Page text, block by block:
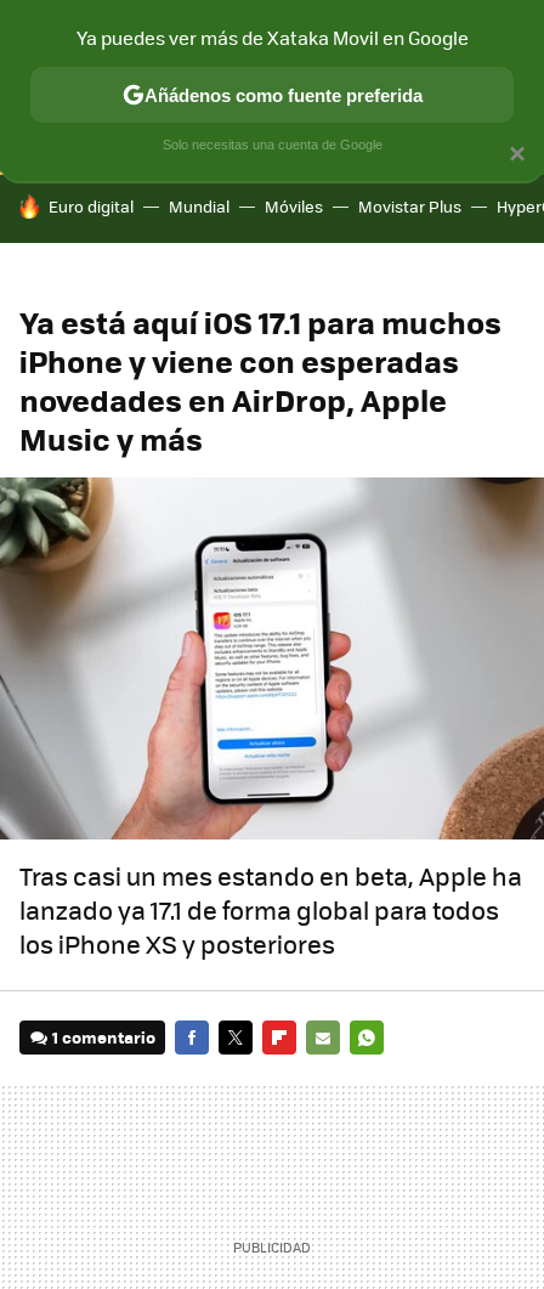
CONECTIVIDAD MÓVIL Y SOCIEDAD APLICACIONES
HOY SE HABLA DE
Euro digital Mundial Móviles Movistar Plus
Ya está aquí iOS 17.1 para muchos
iPhone y viene con esperadas
novedades en AirDrop, Apple
Music y más
Tras casi un mes estando en beta, Apple ha
lanzado ya 17.1 de forma global para todos
los iPhone XS y posteriores
1 comentario
MAIL
×
Ya puedes ver más de Xataka Movil en Google
Añádenos como fuente preferida
Solo necesitas una cuenta de Google